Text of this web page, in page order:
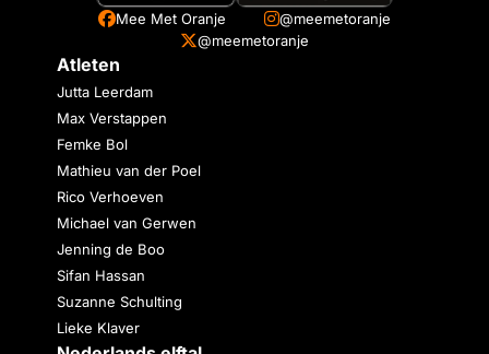
Mee Met Oranje
@meemetoranje
@meemetoranje
Atleten
Jutta Leerdam
Max Verstappen
Femke Bol
Mathieu van der Poel
Rico Verhoeven
Michael van Gerwen
Jenning de Boo
Sifan Hassan
Suzanne Schulting
Lieke Klaver